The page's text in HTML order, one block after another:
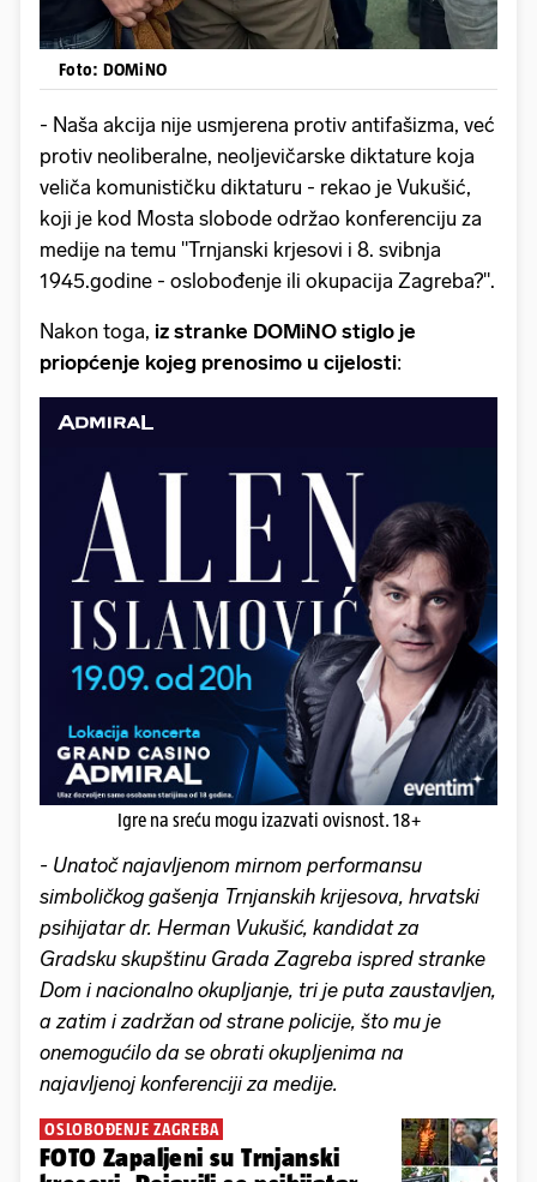
Foto: DOMiNO
- Naša akcija nije usmjerena protiv antifašizma, već
protiv neoliberalne, neoljevičarske diktature koja
veliča komunističku diktaturu - rekao je Vukušić,
koji je kod Mosta slobode održao konferenciju za
medije na temu "Trnjanski krjesovi i 8. svibnja
1945.godine - oslobođenje ili okupacija Zagreba?".
Nakon toga, iz stranke DOMiNO stiglo je
priopćenje kojeg prenosimo u cijelosti:
Igre na sreću mogu izazvati ovisnost. 18+
- Unatoč najavljenom mirnom performansu
simboličkog gašenja Trnjanskih krijesova, hrvatski
psihijatar dr. Herman Vukušić, kandidat za
Gradsku skupštinu Grada Zagreba ispred stranke
Dom i nacionalno okupljanje, tri je puta zaustavljen,
a zatim i zadržan od strane policije, što mu je
onemogućilo da se obrati okupljenima na
najavljenoj konferenciji za medije.
OSLOBOĐENJE ZAGREBA
FOTO Zapaljeni su Trnjanski